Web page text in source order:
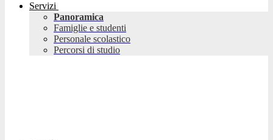
Servizi
Panoramica
Famiglie e studenti
Personale scolastico
Percorsi di studio